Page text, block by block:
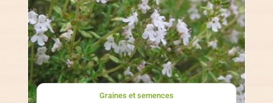
Graines et semences